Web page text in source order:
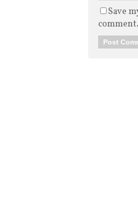
Save
comment.